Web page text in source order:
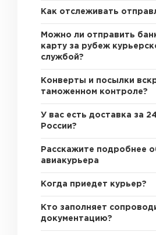
Как отслеживать
Можно ли отправить
карту за рубеж
службой?
Конверты и посылки
таможенном контроле?
У вас есть доставка за
России?
Расскажите подробнее
авиакурьера
Когда приедет курьер?
Кто заполняет
документацию?